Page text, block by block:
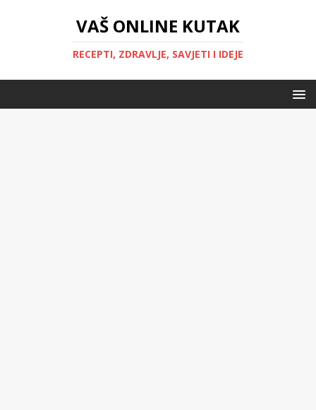
VAŠ ONLINE KUTAK
RECEPTI, ZDRAVLJE, SAVJETI I IDEJE